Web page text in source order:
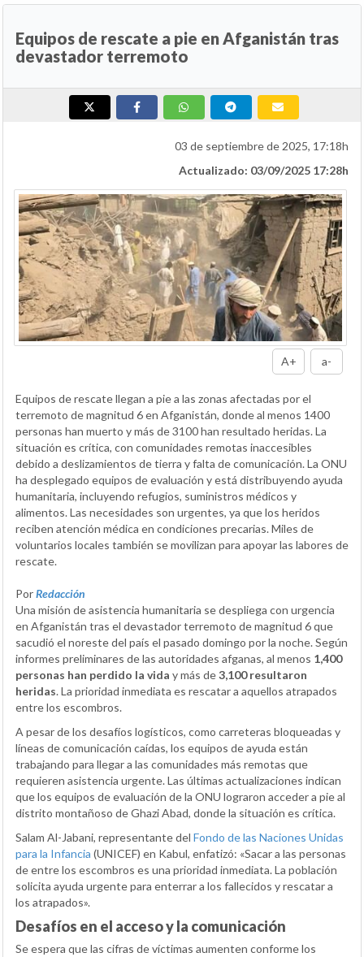
Equipos de rescate a pie en Afganistán tras
devastador terremoto
03 de septiembre de 2025, 17:18h
Actualizado: 03/09/2025 17:28h
A+ a-
Equipos de rescate llegan a pie a las zonas afectadas por el
terremoto de magnitud 6 en Afganistán, donde al menos 1400
personas han muerto y más de 3100 han resultado heridas. La
situación es crítica, con comunidades remotas inaccesibles
debido a deslizamientos de tierra y falta de comunicación. La ONU
ha desplegado equipos de evaluación y está distribuyendo ayuda
humanitaria, incluyendo refugios, suministros médicos y
alimentos. Las necesidades son urgentes, ya que los heridos
reciben atención médica en condiciones precarias. Miles de
voluntarios locales también se movilizan para apoyar las labores de
rescate.
PorRedacción
Una misión de asistencia humanitaria se despliega con urgencia
en Afganistán tras el devastador terremoto de magnitud 6 que
sacudió el noreste del país el pasado domingo por la noche. Según
informes preliminares de las autoridades afganas, al menos 1,400
personas han perdido la vida y más de3,100 resultaron
heridas. La prioridad inmediata es rescatar a aquellos atrapados
entre los escombros.
A pesar de los desafíos logísticos, como carreteras bloqueadas y
líneas de comunicación caídas, los equipos de ayuda están
trabajando para llegar a las comunidades más remotas que
requieren asistencia urgente. Las últimas actualizaciones indican
que los equipos de evaluación de la ONU lograron acceder a pie al
distrito montañoso de Ghazi Abad, donde la situación es crítica.
Salam Al-Jabani, representante del Fondo de las Naciones Unidas
para la Infancia (UNICEF) en Kabul, enfatizó: «Sacar a las personas
de entre los escombros es una prioridad inmediata. La población
solicita ayuda urgente para enterrar a los fallecidos y rescatar a
los atrapados».
Desafíos en el acceso y la comunicación
Se espera que las cifras de víctimas aumenten conforme los